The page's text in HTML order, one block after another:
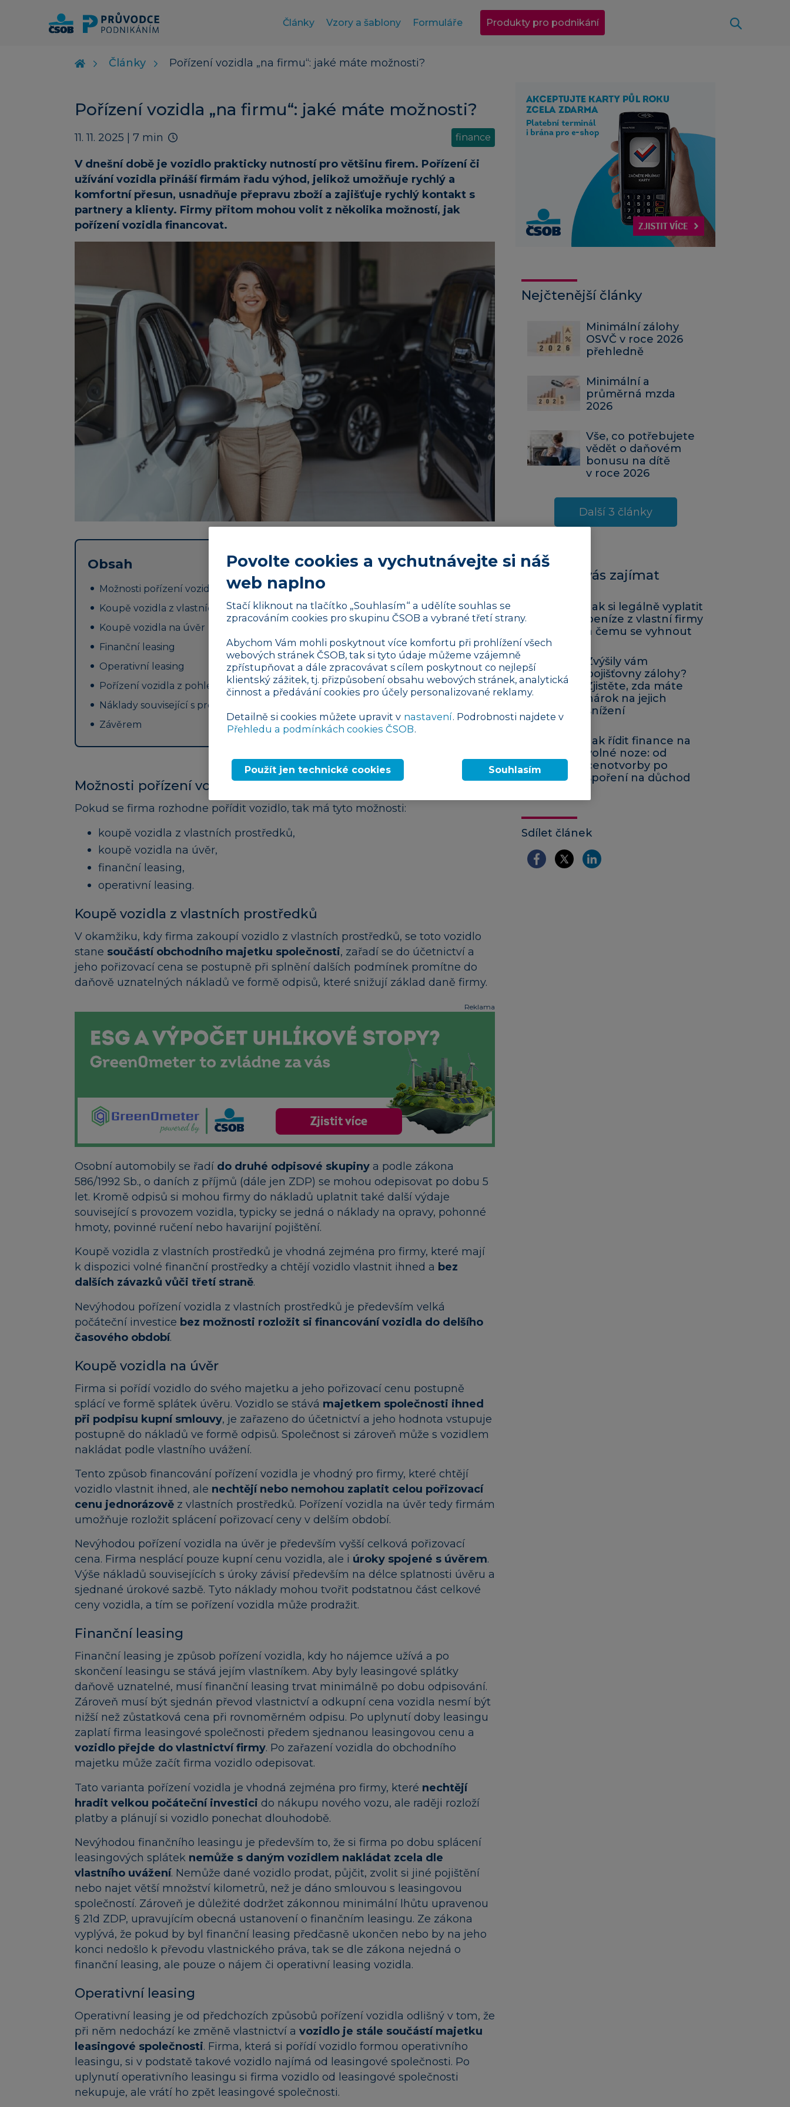
Články Vzory a šablony Formuláře Produkty pro podnikání
Články Pořízení vozidla „na firmu“: jaké máte možnosti?
Pořízení vozidla „na firmu“: jaké máte možnosti?
11. 11. 2025 | 7 min finance
V dnešní době je vozidlo prakticky nutností pro většinu firem. Pořízení či
užívání vozidla přináší firmám řadu výhod, jelikož umožňuje rychlý a
komfortní přesun, usnadňuje přepravu zboží a zajišťuje rychlý kontakt s
partnery a klienty. Firmy přitom mohou volit z několika možností, jak
pořízení vozidla financovat.
Obsah
Možnosti pořízení vozidla
Koupě vozidla z vlastních prostředků
Koupě vozidla na úvěr
Finanční leasing
Operativní leasing
Pořízení vozidla z pohledu DPH
Náklady související s provozem vozidla
Závěrem
Možnosti pořízení vozidla
Pokud se firma rozhodne pořídit vozidlo, tak má tyto možnosti:
koupě vozidla z vlastních prostředků,
koupě vozidla na úvěr,
finanční leasing,
operativní leasing.
Koupě vozidla z vlastních prostředků
V okamžiku, kdy firma zakoupí vozidlo z vlastních prostředků, se toto vozidlo
stane součástí obchodního majetku společnosti, zařadí se do účetnictví a
jeho pořizovací cena se postupně při splnění dalších podmínek promítne do
daňově uznatelných nákladů ve formě odpisů, které snižují základ daně firmy.
Reklama
Osobní automobily se řadí do druhé odpisové skupiny a podle zákona
586/1992 Sb., o daních z příjmů (dále jen ZDP) se mohou odepisovat po dobu 5
let. Kromě odpisů si mohou firmy do nákladů uplatnit také další výdaje
související s provozem vozidla, typicky se jedná o náklady na opravy, pohonné
hmoty, povinné ručení nebo havarijní pojištění.
Koupě vozidla z vlastních prostředků je vhodná zejména pro firmy, které mají
k dispozici volné finanční prostředky a chtějí vozidlo vlastnit ihned a bez
dalších závazků vůči třetí straně.
Nevýhodou pořízení vozidla z vlastních prostředků je především velká
počáteční investice bez možnosti rozložit si financování vozidla do delšího
časového období.
Koupě vozidla na úvěr
Firma si pořídí vozidlo do svého majetku a jeho pořizovací cenu postupně
splácí ve formě splátek úvěru. Vozidlo se stává majetkem společnosti ihned
při podpisu kupní smlouvy, je zařazeno do účetnictví a jeho hodnota vstupuje
postupně do nákladů ve formě odpisů. Společnost si zároveň může s vozidlem
nakládat podle vlastního uvážení.
Tento způsob financování pořízení vozidla je vhodný pro firmy, které chtějí
vozidlo vlastnit ihned, ale nechtějí nebo nemohou zaplatit celou pořizovací
cenu jednorázově z vlastních prostředků. Pořízení vozidla na úvěr tedy firmám
umožňuje rozložit splácení pořizovací ceny v delším období.
Nevýhodou pořízení vozidla na úvěr je především vyšší celková pořizovací
cena. Firma nesplácí pouze kupní cenu vozidla, ale i úroky spojené s úvěrem.
Výše nákladů souvisejících s úroky závisí především na délce splatnosti úvěru a
sjednané úrokové sazbě. Tyto náklady mohou tvořit podstatnou část celkové
ceny vozidla, a tím se pořízení vozidla může prodražit.
Finanční leasing
Finanční leasing je způsob pořízení vozidla, kdy ho nájemce užívá a po
skončení leasingu se stává jejím vlastníkem. Aby byly leasingové splátky
daňově uznatelné, musí finanční leasing trvat minimálně po dobu odpisování.
Zároveň musí být sjednán převod vlastnictví a odkupní cena vozidla nesmí být
nižší než zůstatková cena při rovnoměrném odpisu. Po uplynutí doby leasingu
zaplatí firma leasingové společnosti předem sjednanou leasingovou cenu a
vozidlo přejde do vlastnictví firmy. Po zařazení vozidla do obchodního
majetku může začít firma vozidlo odepisovat.
Tato varianta pořízení vozidla je vhodná zejména pro firmy, které nechtějí
hradit velkou počáteční investici do nákupu nového vozu, ale raději rozloží
platby a plánují si vozidlo ponechat dlouhodobě.
Nevýhodou finančního leasingu je především to, že si firma po dobu splácení
leasingových splátek nemůže s daným vozidlem nakládat zcela dle
vlastního uvážení. Nemůže dané vozidlo prodat, půjčit, zvolit si jiné pojištění
nebo najet větší množství kilometrů, než je dáno smlouvou s leasingovou
společností. Zároveň je důležité dodržet zákonnou minimální lhůtu upravenou
§ 21d ZDP, upravujícím obecná ustanovení o finančním leasingu. Ze zákona
vyplývá, že pokud by byl finanční leasing předčasně ukončen nebo by na jeho
konci nedošlo k převodu vlastnického práva, tak se dle zákona nejedná o
finanční leasing, ale pouze o nájem či operativní leasing vozidla.
Operativní leasing
Operativní leasing je od předchozích způsobů pořízení vozidla odlišný v tom, že
při něm nedochází ke změně vlastnictví a vozidlo je stále součástí majetku
leasingové společnosti. Firma, která si pořídí vozidlo formou operativního
leasingu, si v podstatě takové vozidlo najímá od leasingové společnosti. Po
uplynutí operativního leasingu si firma vozidlo od leasingové společnosti
nekupuje, ale vrátí ho zpět leasingové společnosti.
Nejčtenější články
Minimální zálohy
OSVČ v roce 2026
přehledně
Minimální a
průměrná mzda
2026
Vše, co potřebujete
vědět o daňovém
bonusu na dítě
v roce 2026
Další 3 články
Mohlo by vás zajímat
Jak si legálně vyplatit
peníze z vlastní firmy
a čemu se vyhnout
Zvýšily vám
pojišťovny zálohy?
Zjistěte, zda máte
nárok na jejich
snížení
Jak řídit finance na
volné noze: od
cenotvorby po
spoření na důchod
Sdílet článek
Povolte cookies a vychutnávejte si náš
web naplno
Stačí kliknout na tlačítko „Souhlasím“ a udělíte souhlas se
zpracováním cookies pro skupinu ČSOB a vybrané třetí strany.
Abychom Vám mohli poskytnout více komfortu při prohlížení všech
webových stránek ČSOB, tak si tyto údaje můžeme vzájemně
zpřístupňovat a dále zpracovávat s cílem poskytnout co nejlepší
klientský zážitek, tj. přizpůsobení obsahu webových stránek, analytická
činnost a předávání cookies pro účely personalizované reklamy.
Detailně si cookies můžete upravit v nastavení. Podrobnosti najdete v
Přehledu a podmínkách cookies ČSOB.
Použít jen technické cookies Souhlasím